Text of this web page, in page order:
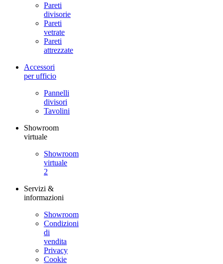
Pareti
divisorie
Pareti
vetrate
Pareti
attrezzate
Accessori
per ufficio
Pannelli
divisori
Tavolini
Showroom
virtuale
Showroom
virtuale
2
Servizi &
informazioni
Showroom
Condizioni
di
vendita
Privacy
Cookie